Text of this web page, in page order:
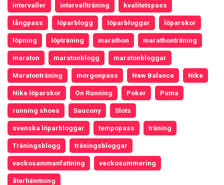
intervaller intervallträning kvalitetspass
långpass löparblogg löparbloggar löparskor
löpning löpträning marathon marathonträning
maraton maratonblogg maratonbloggar
Maratonträning morgonpass New Balance Nike
Nike löparskor On Running Poker Puma
running shoes Saucony Slots
svenska löparbloggar tempopass träning
Träningsblogg träningsbloggar
veckosammanfattning veckosummering
återhämtning